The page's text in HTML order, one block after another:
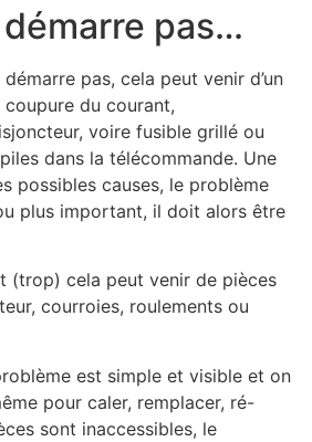
pas…
pas, cela peut venir d’un
du courant,
voire fusible grillé ou
dans la télécommande. Une
possibles causes, le problème
plus important, il doit alors être
(trop) cela peut venir de pièces
courroies, roulements ou
est simple et visible et on
pour caler, remplacer, ré-
sont inaccessibles, le